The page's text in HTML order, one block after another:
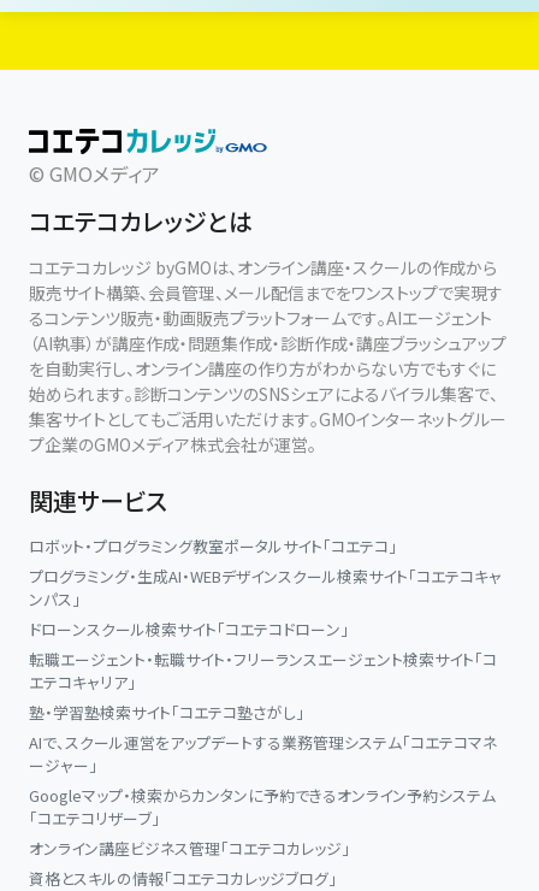
© GMOメディア
コエテコカレッジとは
コエテコカレッジ byGMOは、オンライン講座・スクールの作成から
販売サイト構築、会員管理、メール配信までをワンストップで実現す
るコンテンツ販売・動画販売プラットフォームです。AIエージェント
（AI執事）が講座作成・問題集作成・診断作成・講座ブラッシュアップ
を自動実行し、オンライン講座の作り方がわからない方でもすぐに
始められます。診断コンテンツのSNSシェアによるバイラル集客で、
集客サイトとしてもご活用いただけます。GMOインターネットグルー
プ企業のGMOメディア株式会社が運営。
関連サービス
ロボット・プログラミング教室ポータルサイト「コエテコ」
プログラミング・生成AI・WEBデザインスクール検索サイト「コエテコキャ
ンパス」
ドローンスクール検索サイト「コエテコドローン」
転職エージェント・転職サイト・フリーランスエージェント検索サイト「コ
エテコキャリア」
塾・学習塾検索サイト「コエテコ塾さがし」
AIで、スクール運営をアップデートする業務管理システム「コエテコマネ
ージャー」
Googleマップ・検索からカンタンに予約できるオンライン予約システム
「コエテコリザーブ」
オンライン講座ビジネス管理「コエテコカレッジ」
資格とスキルの情報「コエテコカレッジブログ」